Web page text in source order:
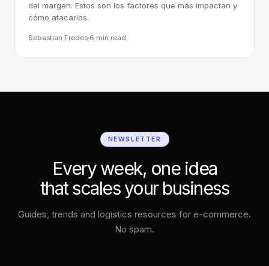
del margen. Estos son los factores que más impactan y
cómo atacarlos.
Sebastian Fredes 6 min read
NEWSLETTER
Every week, one idea
that scales your business
Guides, trends and logistics resources for e-commerce.
No spam.